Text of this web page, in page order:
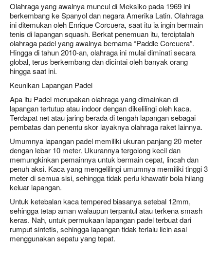
Olahraga yang awalnya muncul di Meksiko pada 1969 ini
berkembang ke Spanyol dan negara Amerika Latin. Olahraga
ini ditemukan oleh Enrique Corcuera, saat itu ia ingin bermain
tenis di lapangan squash. Berkat penemuan itu, terciptalah
olahraga padel yang awalnya bernama “Paddle Corcuera”.
Hingga di tahun 2010-an, olahraga ini mulai diminati secara
global, terus berkembang dan dicintai oleh banyak orang
hingga saat ini.
Keunikan Lapangan Padel
Apa itu Padel merupakan olahraga yang dimainkan di
lapangan tertutup atau indoor dengan dikelilingi oleh kaca.
Terdapat net atau jaring berada di tengah lapangan sebagai
pembatas dan penentu skor layaknya olahraga raket lainnya.
Umumnya lapangan padel memiliki ukuran panjang 20 meter
dengan lebar 10 meter. Ukurannya tergolong kecil dan
memungkinkan pemainnya untuk bermain cepat, lincah dan
penuh aksi. Kaca yang mengelilingi umumnya memiliki tinggi 3
meter di semua sisi, sehingga tidak perlu khawatir bola hilang
keluar lapangan.
Untuk ketebalan kaca tempered biasanya setebal 12mm,
sehingga tetap aman walaupun terpantul atau terkena smash
keras. Nah, untuk permukaan lapangan padel terbuat dari
rumput sintetis, sehingga lapangan tidak terlalu licin asal
menggunakan sepatu yang tepat.